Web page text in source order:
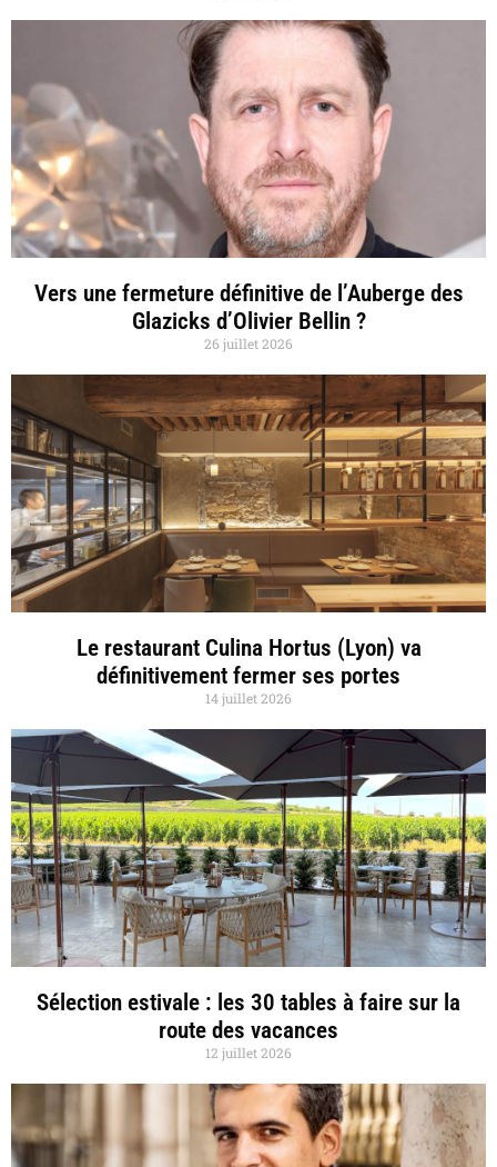
Vers une fermeture définitive de l’Auberge des
Glazicks d’Olivier Bellin ?
26 juillet 2026
Le restaurant Culina Hortus (Lyon) va
définitivement fermer ses portes
14 juillet 2026
Sélection estivale : les 30 tables à faire sur la
route des vacances
12 juillet 2026